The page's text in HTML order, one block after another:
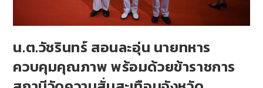
น.ต.วัชรินทร์ สอนละอุ่น นายทหาร
ควบคุมคุณภาพ พร้อมด้วยข้าราชการ